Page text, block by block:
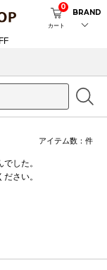
カート
0
BRAND
アイテム数： 件
した。
さい。